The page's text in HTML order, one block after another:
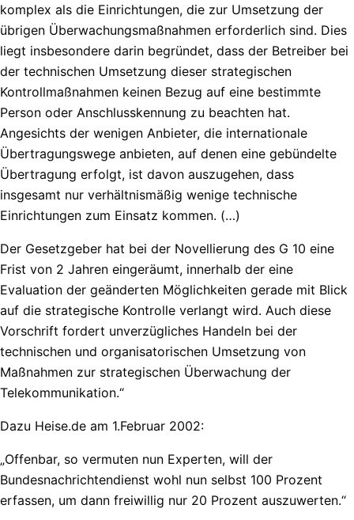
komplex als die Einrichtungen, die zur Umsetzung der
übrigen Überwachungsmaßnahmen erforderlich sind. Dies
liegt insbesondere darin begründet, dass der Betreiber bei
der technischen Umsetzung dieser strategischen
Kontrollmaßnahmen keinen Bezug auf eine bestimmte
Person oder Anschlusskennung zu beachten hat.
Angesichts der wenigen Anbieter, die internationale
Übertragungswege anbieten, auf denen eine gebündelte
Übertragung erfolgt, ist davon auszugehen, dass
insgesamt nur verhältnismäßig wenige technische
Einrichtungen zum Einsatz kommen. (…)
Der Gesetzgeber hat bei der Novellierung des G 10 eine
Frist von 2 Jahren eingeräumt, innerhalb der eine
Evaluation der geänderten Möglichkeiten gerade mit Blick
auf die strategische Kontrolle verlangt wird. Auch diese
Vorschrift fordert unverzügliches Handeln bei der
technischen und organisatorischen Umsetzung von
Maßnahmen zur strategischen Überwachung der
Telekommunikation.“
Dazu Heise.de am 1.Februar 2002:
„Offenbar, so vermuten nun Experten, will der
Bundesnachrichtendienst wohl nun selbst 100 Prozent
erfassen, um dann freiwillig nur 20 Prozent auszuwerten.“